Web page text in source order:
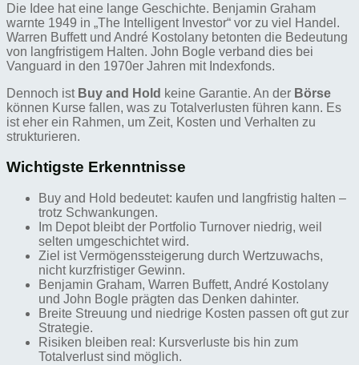
Die Idee hat eine lange Geschichte. Benjamin Graham
warnte 1949 in „The Intelligent Investor“ vor zu viel Handel.
Warren Buffett und André Kostolany betonten die Bedeutung
von langfristigem Halten. John Bogle verband dies bei
Vanguard in den 1970er Jahren mit Indexfonds.
Dennoch ist Buy and Hold keine Garantie. An der Börse
können Kurse fallen, was zu Totalverlusten führen kann. Es
ist eher ein Rahmen, um Zeit, Kosten und Verhalten zu
strukturieren.
Wichtigste Erkenntnisse
Buy and Hold bedeutet: kaufen und langfristig halten –
trotz Schwankungen.
Im Depot bleibt der Portfolio Turnover niedrig, weil
selten umgeschichtet wird.
Ziel ist Vermögenssteigerung durch Wertzuwachs,
nicht kurzfristiger Gewinn.
Benjamin Graham, Warren Buffett, André Kostolany
und John Bogle prägten das Denken dahinter.
Breite Streuung und niedrige Kosten passen oft gut zur
Strategie.
Risiken bleiben real: Kursverluste bis hin zum
Totalverlust sind möglich.